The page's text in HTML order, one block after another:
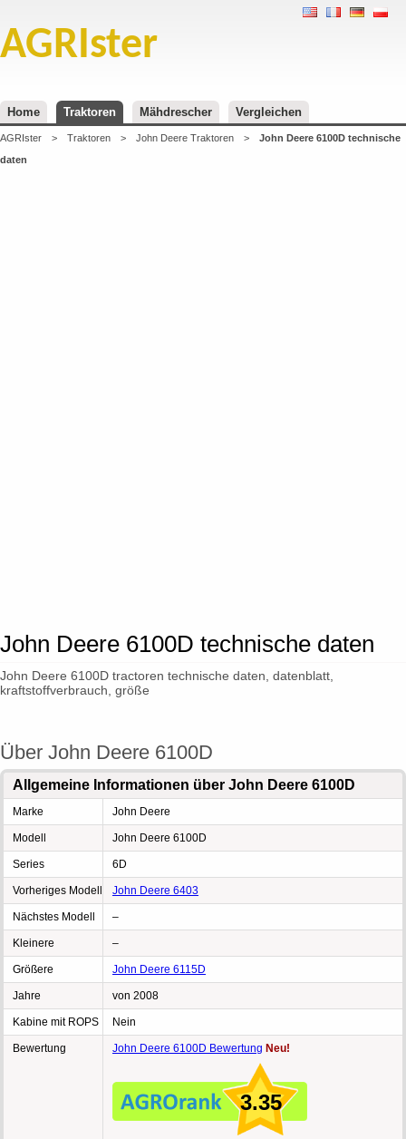
AGRIster
Home Traktoren Mähdrescher Vergleichen
AGRIster > Traktoren > John Deere Traktoren >
John Deere 6100D technische
daten
John Deere 6100D technische daten
John Deere 6100D tractoren technische daten, datenblatt,
kraftstoffverbrauch, größe
Über John Deere 6100D
Allgemeine Informationen über John Deere 6100D
Marke John Deere
Modell John Deere 6100D
Series 6D
Vorheriges Modell John Deere 6403
Nächstes Modell –
Kleinere –
Größere John Deere 6115D
Jahre von 2008
Kabine mit ROPS Nein
Bewertung John Deere 6100D Bewertung Neu!
3.35